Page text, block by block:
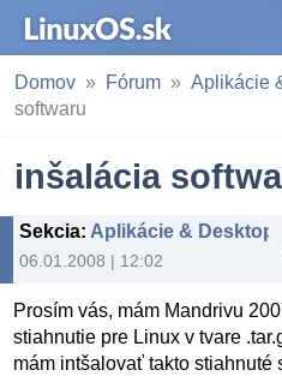
Domov Fórum Aplikácie
softwaru
inšalácia
Sekcia: Aplikácie & Desktop
06.01.2008 | 12:02
Prosím vás, mám Mandrivu
stiahnutie pre Linux v tvare
mám intšalovať takto stiahnuté